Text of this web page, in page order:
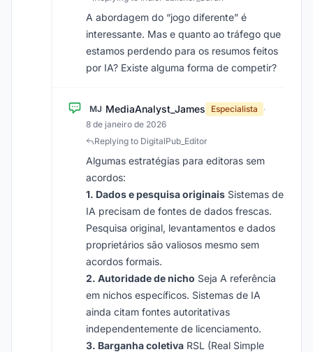
A abordagem do “jogo diferente” é
interessante. Mas e quanto ao tráfego que
estamos perdendo para os resumos feitos
por IA? Existe alguma forma de competir?
MJ MediaAnalyst_James Especialista
·
8 de janeiro de 2026
Replying to DigitalPub_Editor
Algumas estratégias para editoras sem
acordos:
1. Dados e pesquisa originais Sistemas de
IA precisam de fontes de dados frescas.
Pesquisa original, levantamentos e dados
proprietários são valiosos mesmo sem
acordos formais.
2. Autoridade de nicho Seja A referência
em nichos específicos. Sistemas de IA
ainda citam fontes autoritativas
independentemente de licenciamento.
3. Barganha coletiva RSL (Real Simple